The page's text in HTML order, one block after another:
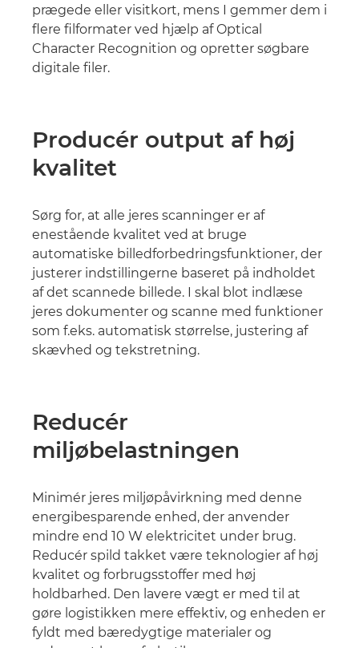
prægede eller visitkort, mens I gemmer dem i
flere filformater ved hjælp af Optical
Character Recognition og opretter søgbare
digitale filer.
Producér output af høj
kvalitet
Sørg for, at alle jeres scanninger er af
enestående kvalitet ved at bruge
automatiske billedforbedringsfunktioner, der
justerer indstillingerne baseret på indholdet
af det scannede billede. I skal blot indlæse
jeres dokumenter og scanne med funktioner
som f.eks. automatisk størrelse, justering af
skævhed og tekstretning.
Reducér
miljøbelastningen
Minimér jeres miljøpåvirkning med denne
energibesparende enhed, der anvender
mindre end 10 W elektricitet under brug.
Reducér spild takket være teknologier af høj
kvalitet og forbrugsstoffer med høj
holdbarhed. Den lavere vægt er med til at
gøre logistikken mere effektiv, og enheden er
fyldt med bæredygtige materialer og